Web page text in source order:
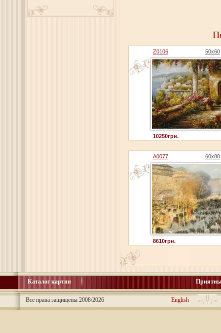
Z0106 50x60
10250грн.
A0077 60x80
8610грн.
Каталог картин
Все права защищены 2008/2026 English